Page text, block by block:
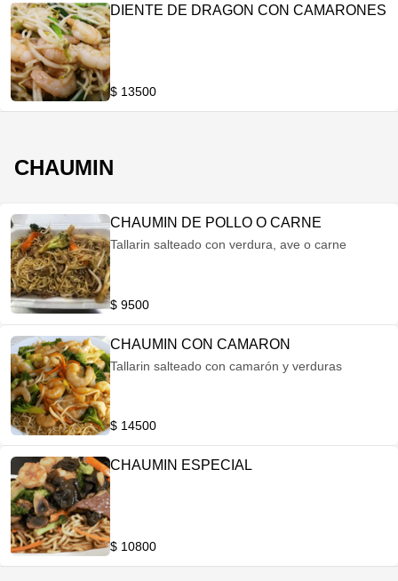
DIENTE DE DRAGON CON CAMARONES
$ 13500
CHAUMIN
CHAUMIN DE POLLO O CARNE
Tallarin salteado con verdura, ave o carne
$ 9500
CHAUMIN CON CAMARON
Tallarin salteado con camarón y verduras
$ 14500
CHAUMIN ESPECIAL
$ 10800